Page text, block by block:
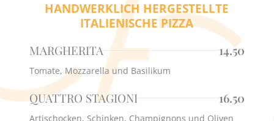
HANDWERKLICH HERGESTELLTE
ITALIENISCHE PIZZA
MARGHERITA 14.50
Tomate, Mozzarella und Basilikum
QUATTRO STAGIONI 16.50
Artischocken, Schinken, Champignons und Oliven